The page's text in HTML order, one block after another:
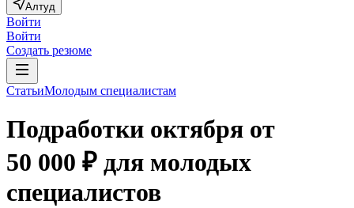
Алтуд
Войти
Войти
Создать резюме
СтатьиМолодым специалистам
Подработки октября от
50 000 ₽ для молодых
специалистов